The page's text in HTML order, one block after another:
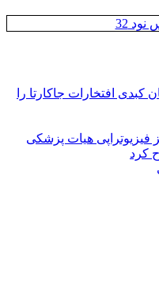
32
افتخارات جاکارتا را
فیزیوتراپی هیات پزشکی
کرد